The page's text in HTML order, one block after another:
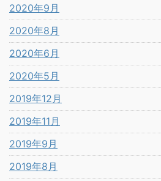
2020年9月
2020年8月
2020年6月
2020年5月
2019年12月
2019年11月
2019年9月
2019年8月